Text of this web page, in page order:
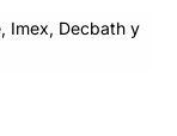
Imex, Decbath y